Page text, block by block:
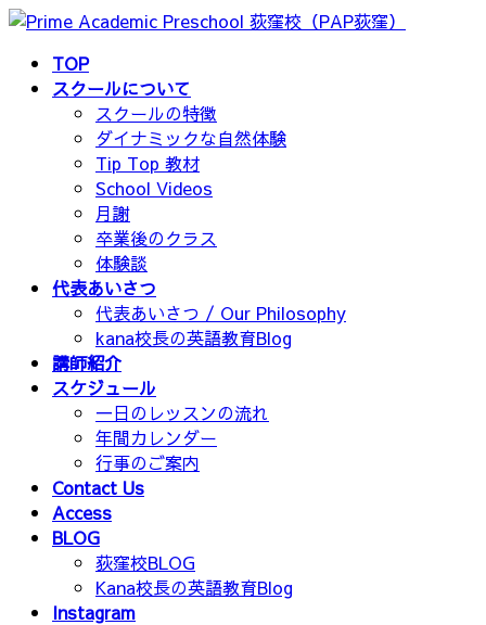
コ
ナ
TOP
スクールについて
スクールの特徴
ダイナミックな自然体験
Tip Top 教材
School Videos
月謝
卒業後のクラス
体験談
代表あいさつ
代表あいさつ / Our Philosophy
kana校長の英語教育Blog
講師紹介
スケジュール
一日のレッスンの流れ
年間カレンダー
行事のご案内
Contact Us
Access
BLOG
荻窪校BLOG
Kana校長の英語教育Blog
Instagram